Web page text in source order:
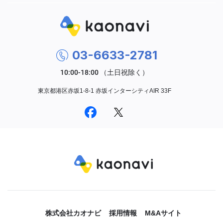
03-6633-2781
東京都港区赤坂1-8-1 赤坂インターシティAIR 33F
株式会社カオナビ 採用情報 M&Aサイト